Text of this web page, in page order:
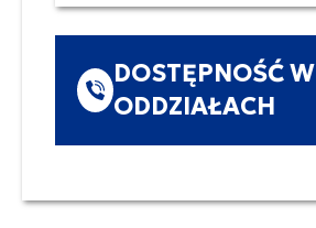
DOSTĘPNOŚĆ W
ODDZIAŁACH